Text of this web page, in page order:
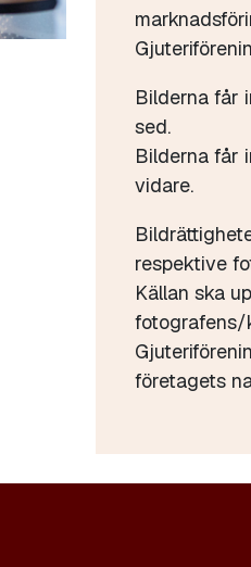
Bilderna får
sed.
Bilderna får
vidare.
respektive
Källan ska
fotografens/
företagets